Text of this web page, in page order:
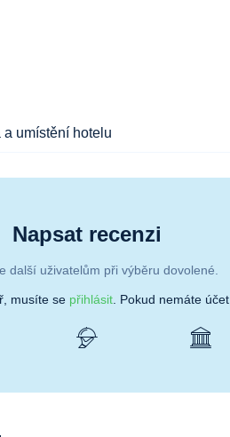
a umístění hotelu
Napsat recenzi
další uživatelům při výběru dovolené.
musíte se přihlásit . Pokud nemáte účet,